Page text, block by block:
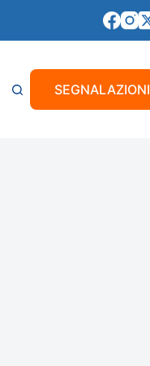
SEGNALAZIONI